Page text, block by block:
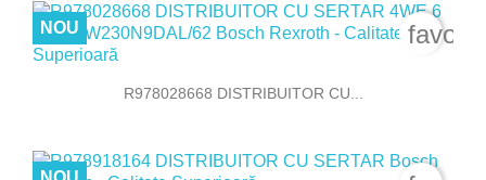
R978028668 DISTRIBUITOR CU...
NOU